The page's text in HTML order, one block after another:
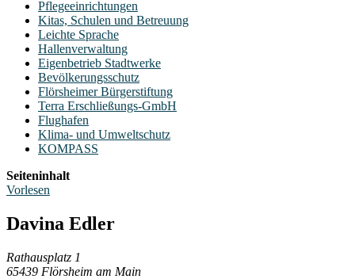
Pflegeeinrichtungen
Kitas, Schulen und Betreuung
Leichte Sprache
Hallenverwaltung
Eigenbetrieb Stadtwerke
Bevölkerungsschutz
Flörsheimer Bürgerstiftung
Terra Erschließungs-GmbH
Flughafen
Klima- und Umweltschutz
KOMPASS
Seiteninhalt
Vorlesen
Davina Edler
Rathausplatz 1
65439 Flörsheim am Main